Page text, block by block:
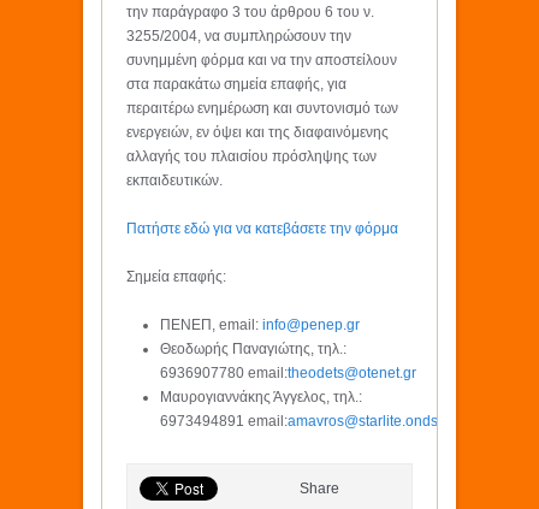
την παράγραφο 3 του άρθρου 6 του ν.
3255/2004, να συμπληρώσουν την
συνημμένη φόρμα και να την αποστείλουν
στα παρακάτω σημεία επαφής, για
περαιτέρω ενημέρωση και συντονισμό των
ενεργειών, εν όψει και της διαφαινόμενης
αλλαγής του πλαισίου πρόσληψης των
εκπαιδευτικών.
Πατήστε εδώ για να κατεβάσετε την φόρμα
Σημεία επαφής:
ΠΕΝΕΠ, email:info@penep.gr
Θεοδωρής Παναγιώτης, τηλ.:
6936907780 email:theodets@otenet.gr
Μαυρογιαννάκης Άγγελος, τηλ.:
6973494891 email:amavros@starlite.ondsl.gr
Share